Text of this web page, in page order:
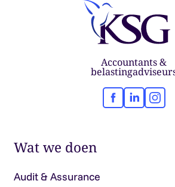
Accountants &
Facebook
LinkedIn
Wat we doen
Audit & Assurance